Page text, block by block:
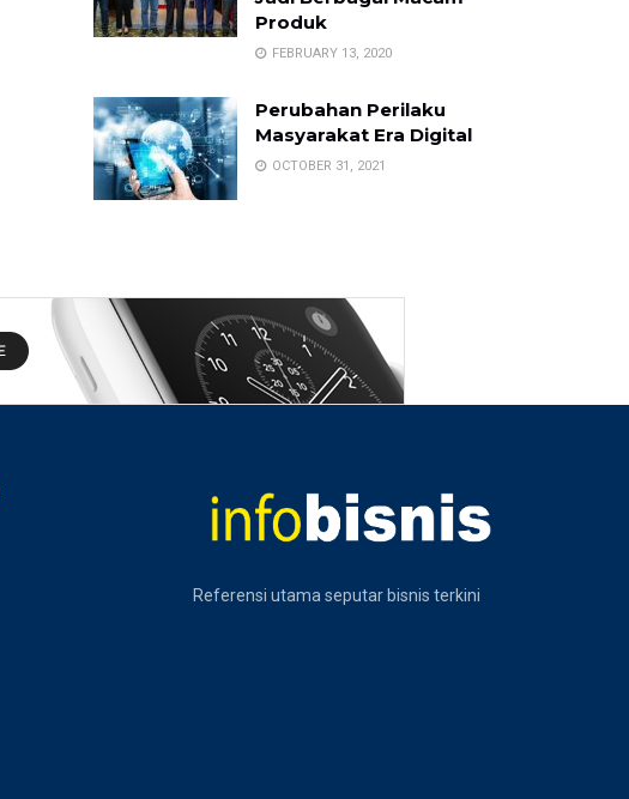
Produk
FEBRUARY 13, 2020
Perubahan Perilaku
Masyarakat Era Digital
OCTOBER 31, 2021
Referensi utama seputar bisnis terkini